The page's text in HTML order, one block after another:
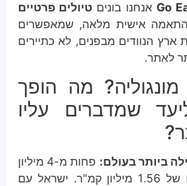
Go אנחנו בונים טיולים פרטיים
אישית מלאה, שמאפשרים
ארץ הנוודים מבפנים, לא כתיירים
לאתר.
מה הופך
שמדברים עליו
ביותר בעולם:
פחות מ-4 מיליון
איש על שטח של 1.56 מיליון קמ"ר. ישראל עם